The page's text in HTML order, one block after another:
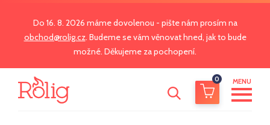
Do 16. 8. 2026 máme dovolenou - pište nám prosím na
obchod@rolig.cz. Budeme se vám věnovat hned, jak to bude
možné. Děkujeme za pochopení.
0 MENU